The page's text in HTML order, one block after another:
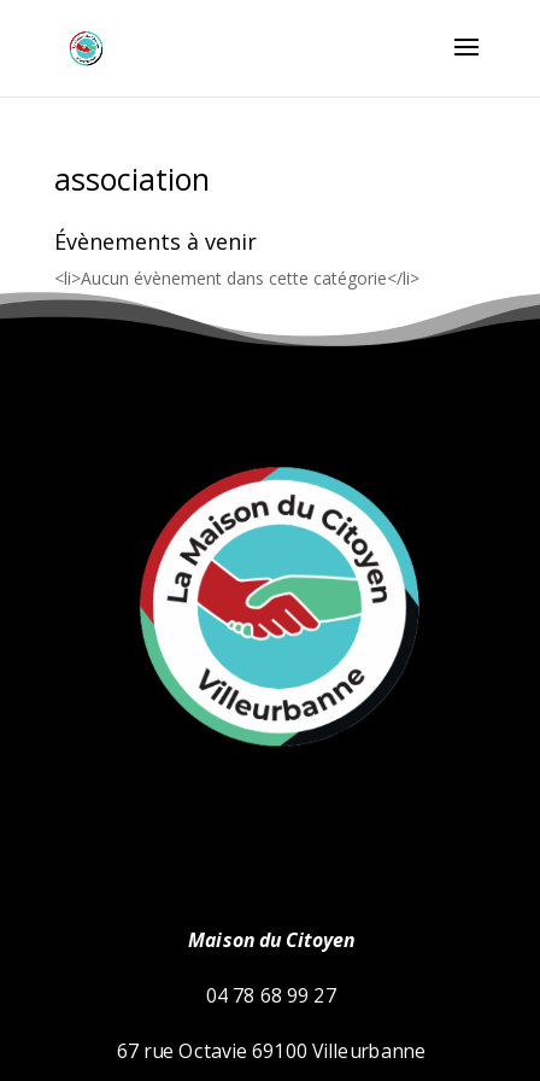
association
Évènements à venir
<li>Aucun évènement dans cette catégorie</li>
Maison du Citoyen
04 78 68 99 27
67 rue Octavie 69100 Villeurbanne